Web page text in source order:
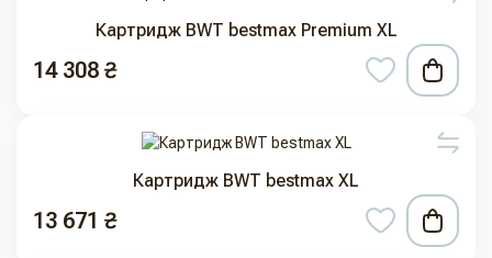
Картридж BWT bestmax Premium XL
14 308 ₴
Картридж BWT bestmax XL
13 671 ₴